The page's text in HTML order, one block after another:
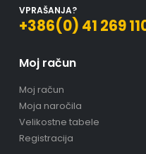
VPRAŠANJA?
+386(0) 41 269
Moj račun
Moj račun
Moja naročila
Velikostne tabele
Registracija